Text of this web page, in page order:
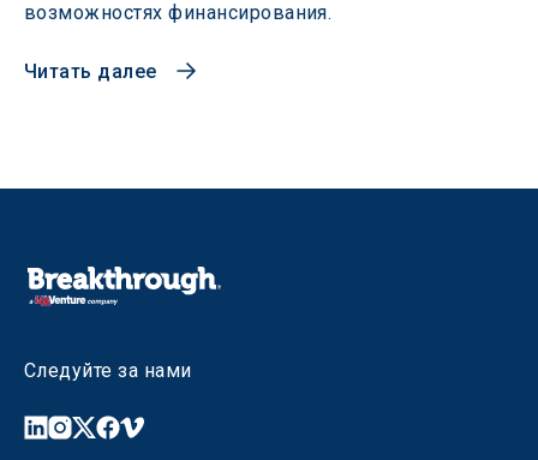
возможностях финансирования.
Читать далее
Следуйте за нами